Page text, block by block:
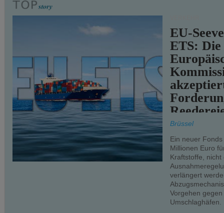
EU-
ETS: Die
teilweise.
Brüssel
Ein neuer
Millionen Euro
Kraftstoffe, nicht
verlängert
Vorgehen
Umschlaghäfen.